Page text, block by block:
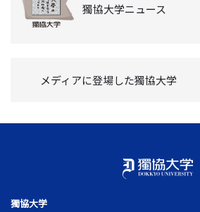
獨協大学ニュース
メディアに登場した獨協大学
獨協大学